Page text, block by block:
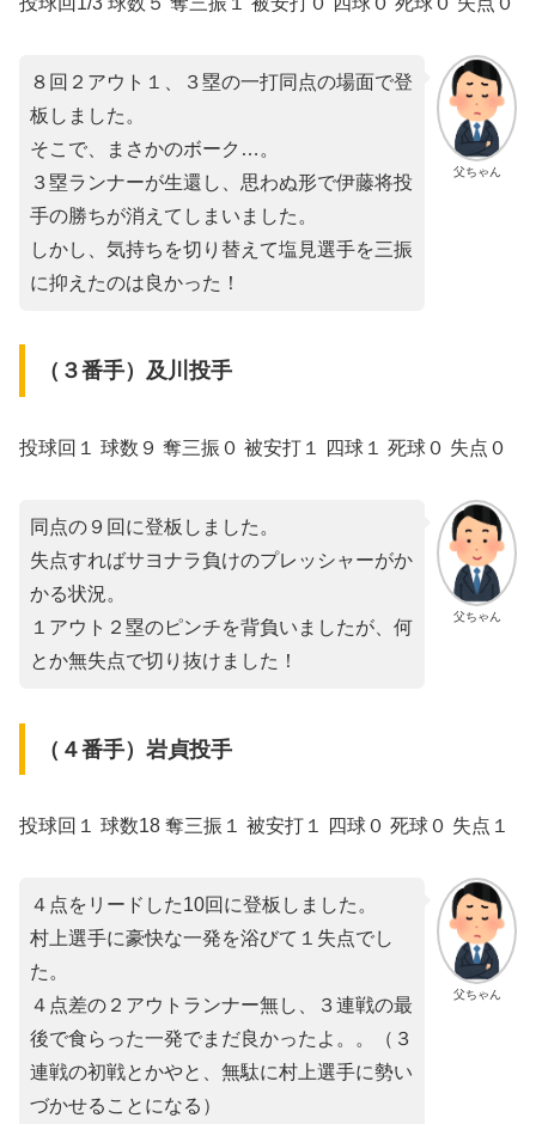
父ちゃん
８回２アウト１、３塁の一打同点の場面で登
板しました。
そこで、まさかのボーク…。
３塁ランナーが生還し、思わぬ形で伊藤将投
手の勝ちが消えてしまいました。
しかし、気持ちを切り替えて塩見選手を三振
に抑えたのは良かった！
（３番手）及川投手
投球回１ 球数９ 奪三振０ 被安打１ 四球１ 死球０ 失点０
父ちゃん
同点の９回に登板しました。
失点すればサヨナラ負けのプレッシャーがか
かる状況。
１アウト２塁のピンチを背負いましたが、何
とか無失点で切り抜けました！
（４番手）岩貞投手
投球回１ 球数18 奪三振１ 被安打１ 四球０ 死球０ 失点１
父ちゃん
４点をリードした10回に登板しました。
村上選手に豪快な一発を浴びて１失点でし
た。
４点差の２アウトランナー無し、３連戦の最
後で食らった一発でまだ良かったよ。。（３
連戦の初戦とかやと、無駄に村上選手に勢い
づかせることになる）